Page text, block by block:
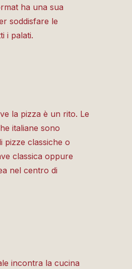
ha una sua
soddisfare le
i palati.
la pizza è un rito. Le
italiane sono
pizze classiche o
classica oppure
nel centro di
incontra la cucina